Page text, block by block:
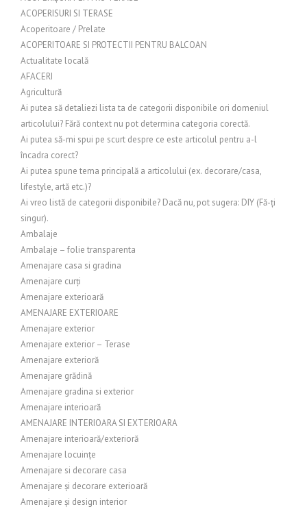
ACOPERISURI SI TERASE
Acoperitoare / Prelate
ACOPERITOARE SI PROTECTII PENTRU BALCOAN
Actualitate locală
AFACERI
Agricultură
Ai putea să detaliezi lista ta de categorii disponibile ori domeniul
articolului? Fără context nu pot determina categoria corectă.
Ai putea să-mi spui pe scurt despre ce este articolul pentru a-l
încadra corect?
Ai putea spune tema principală a articolului (ex. decorare/casa,
lifestyle, artă etc.)?
Ai vreo listă de categorii disponibile? Dacă nu, pot sugera: DIY (Fă-ți
singur).
Ambalaje
Ambalaje – folie transparenta
Amenajare casa si gradina
Amenajare curți
Amenajare exterioară
AMENAJARE EXTERIOARE
Amenajare exterior
Amenajare exterior – Terase
Amenajare exterioră
Amenajare grădină
Amenajare gradina si exterior
Amenajare interioară
AMENAJARE INTERIOARA SI EXTERIOARA
Amenajare interioară/exterioră
Amenajare locuințe
Amenajare si decorare casa
Amenajare și decorare exterioară
Amenajare și design interior